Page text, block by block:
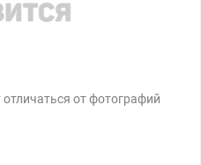
от фотографий